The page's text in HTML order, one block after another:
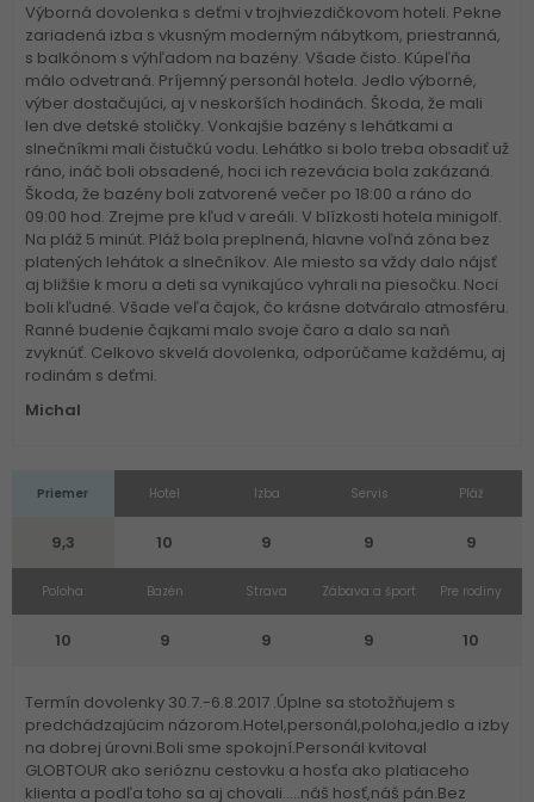
Výborná dovolenka s deťmi v trojhviezdičkovom hoteli. Pekne
zariadená izba s vkusným moderným nábytkom, priestranná,
s balkónom s výhľadom na bazény. Všade čisto. Kúpeľňa
málo odvetraná. Príjemný personál hotela. Jedlo výborné,
výber dostačujúci, aj v neskorších hodinách. Škoda, že mali
len dve detské stoličky. Vonkajšie bazény s lehátkami a
slnečníkmi mali čistučkú vodu. Lehátko si bolo treba obsadiť už
ráno, ináč boli obsadené, hoci ich rezevácia bola zakázaná.
Škoda, že bazény boli zatvorené večer po 18:00 a ráno do
09:00 hod. Zrejme pre kľud v areáli. V blízkosti hotela minigolf.
Na pláž 5 minút. Pláž bola preplnená, hlavne voľná zóna bez
platených lehátok a slnečníkov. Ale miesto sa vždy dalo nájsť
aj bližšie k moru a deti sa vynikajúco vyhrali na piesočku. Noci
boli kľudné. Všade veľa čajok, čo krásne dotváralo atmosféru.
Ranné budenie čajkami malo svoje čaro a dalo sa naň
zvyknúť. Celkovo skvelá dovolenka, odporúčame každému, aj
rodinám s deťmi.
Michal
Priemer
9,3
Hotel
10
Izba
9
Servis
9
Pláž
9
Poloha
10
Bazén
9
Strava
9
Zábava a šport
9
Pre rodiny
10
Termín dovolenky 30.7.-6.8.2017 .Úplne sa stotožňujem s
predchádzajúcim názorom.Hotel,personál,poloha,jedlo a izby
na dobrej úrovni.Boli sme spokojní.Personál kvitoval
GLOBTOUR ako serióznu cestovku a hosťa ako platiaceho
klienta a podľa toho sa aj chovali.....náš hosť,náš pán.Bez